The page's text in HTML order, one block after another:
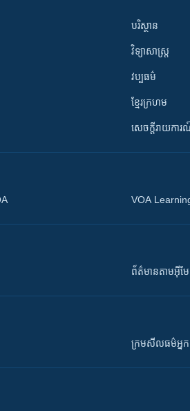
បរិស្ថាន
វិទ្យាសាស្រ្ត
វប្បធម៌
ខ្មែរក្រហម
សេចក្តីរាយកា
VOA
ព័ត៌មាន​តាម​អ៊ីម
ក្រម​​​សីលធម៌​​​អ្នក​​​